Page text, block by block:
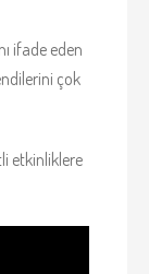
ifade eden
çok
etkinliklere